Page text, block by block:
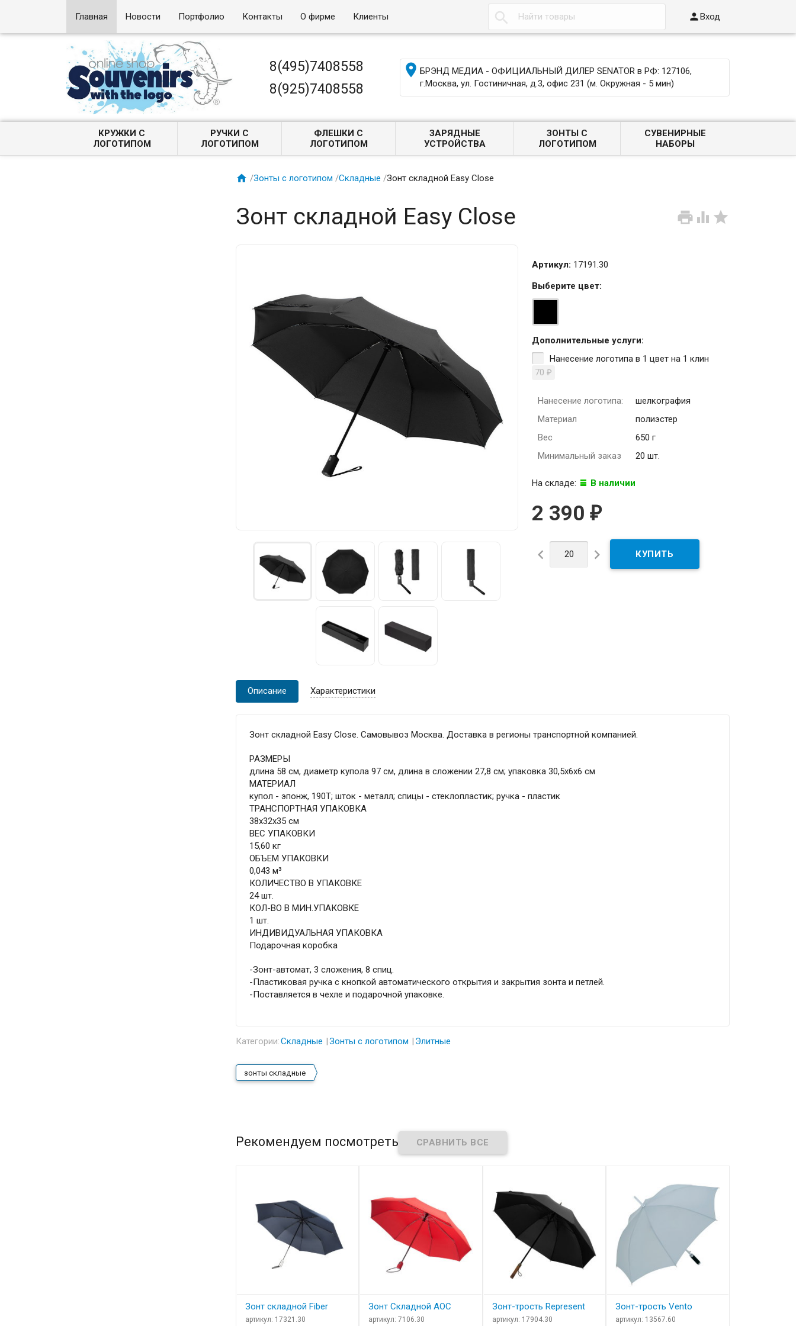
Главная Новости Портфолио Контакты О фирме Клиенты  Вход
8(495)7408558
8(925)7408558
БРЭНД МЕДИА - ОФИЦИАЛЬНЫЙ ДИЛЕР SENATOR в РФ: 127106,
г.Москва, ул. Гостиничная, д.3, офис 231 (м. Окружная - 5 мин)
КРУЖКИ С
ЛОГОТИПОМ
РУЧКИ С
ЛОГОТИПОМ
ФЛЕШКИ С
ЛОГОТИПОМ
ЗАРЯДНЫЕ
УСТРОЙСТВА
ЗОНТЫ С
ЛОГОТИПОМ
СУВЕНИРНЫЕ
НАБОРЫ
 /Зонты с логотипом /Складные /Зонт складной Easy Close
  
Зонт складной Easy Close
Артикул: 17191.30
Выберите цвет:
Дополнительные услуги:
Нанесение логотипа в 1 цвет на 1 клин
70₽
Нанесение логотипа:
шелкография
Материал
полиэстер
Вес
650 г
Минимальный заказ
20 шт.
На складе: В наличии
2 390₽
 
Описание Характеристики
Зонт складной Easy Close. Самовывоз Москва. Доставка в регионы транспортной компанией.
РАЗМЕРЫ
длина 58 см, диаметр купола 97 см, длина в сложении 27,8 см; упаковка 30,5х6х6 см
МАТЕРИАЛ
купол - эпонж, 190Т; шток - металл; спицы - стеклопластик; ручка - пластик
ТРАНСПОРТНАЯ УПАКОВКА
38x32x35 см
ВЕС УПАКОВКИ
15,60 кг
ОБЪЕМ УПАКОВКИ
0,043 м³
КОЛИЧЕСТВО В УПАКОВКЕ
24 шт.
КОЛ-ВО В МИН.УПАКОВКЕ
1 шт.
ИНДИВИДУАЛЬНАЯ УПАКОВКА
Подарочная коробка
-Зонт-автомат, 3 сложения, 8 спиц.
-Пластиковая ручка с кнопкой автоматического открытия и закрытия зонта и петлей.
-Поставляется в чехле и подарочной упаковке.
Категории:Складные Зонты с логотипом Элитные
зонты складные
Рекомендуем посмотреть
Зонт складной Fiber
артикул: 17321.30
Зонт Складной АОС
артикул: 7106.30
Зонт-трость Represent
артикул: 17904.30
Зонт-трость Vento
артикул: 13567.60